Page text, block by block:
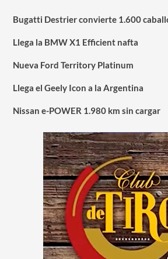
Bugatti Destrier convierte 1.600
Llega la BMW X1 Efficient nafta
Nueva Ford Territory Platinum
Llega el Geely Icon a la Argentina
Nissan e-POWER 1.980 km sin cargar